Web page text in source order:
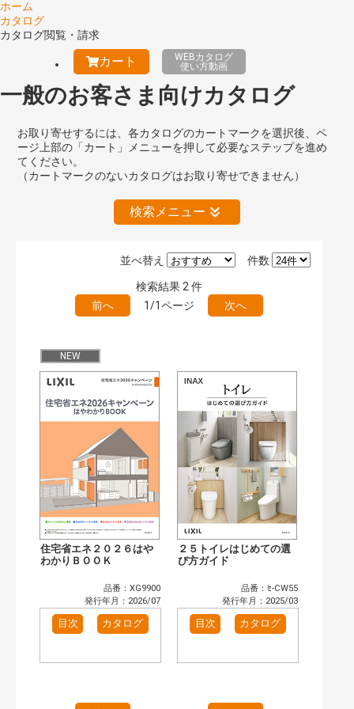
ホーム
カタログ
カタログ閲覧・請求
カート
WEBカタログ
使い方動画
一般のお客さま向けカタログ
お取り寄せするには、各カタログのカートマークを選択後、ペ
ージ上部の「カート」メニューを押して必要なステップを進め
てください。
（カートマークのないカタログはお取り寄せできません）
検索メニュー
絞り込みの解除
おすすめハッシュタグ
まずはここから（2）
施工イメージ・アイデア集（2）
リフォームおすすめ（2）
省エネ住宅関連（1）
補助金・優遇制度を知る（1）
カテゴリー
窓・シャッター（3）
玄関ドア・引戸（5）
インテリア建材（6）
エクステリア（2）
タイル建材（4）
キッチン（1）
浴室（4）
洗面化粧室（6）
太陽光発電・屋根・外壁（1）
高性能住宅工法（3）
その他（2）
発行年で検索
件数
並べ替え
検索結果 2 件
前へ
1/1ページ 次へ
NEW
住宅省エネ２０２６はや
わかりＢＯＯＫ
品番：XG9900
発行年月：2026/07
目次 カタログ
２５トイレはじめての選
び方ガイド
品番：ｾ-CW55
発行年月：2025/03
目次 カタログ